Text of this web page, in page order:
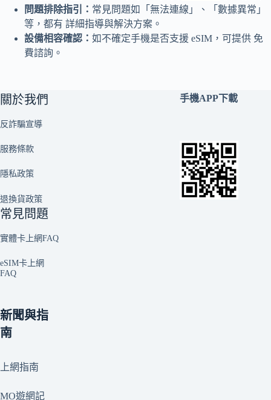
問題排除指引： 常見問題如「無法連線」、「數據異常」
等，都有 詳細指導與解決方案。
設備相容確認： 如不確定手機是否支援 eSIM，可提供 免
費諮詢。
關於我們
反詐騙宣導
服務條款
隱私政策
退換貨政策
常見問題
實體卡上網FAQ
eSIM卡上網
FAQ
新聞與指
南
上網指南
MO遊網記
手機APP下載